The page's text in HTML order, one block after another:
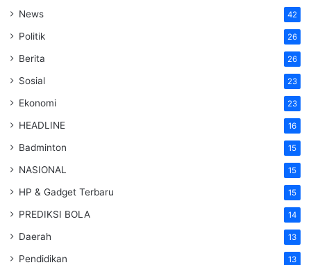
News 42
Politik 26
Berita 26
Sosial 23
Ekonomi 23
HEADLINE 16
Badminton 15
NASIONAL 15
HP & Gadget Terbaru 15
PREDIKSI BOLA 14
Daerah 13
Pendidikan 13